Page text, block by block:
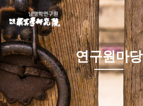
연구원마당